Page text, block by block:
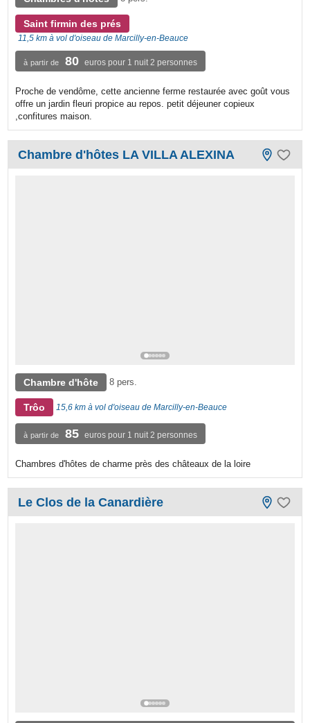
Saint firmin des prés
11,5 km à vol d'oiseau de Marcilly-en-Beauce
à partir de 80 euros pour 1 nuit 2 personnes
Proche de vendôme, cette ancienne ferme restaurée avec goût vous
offre un jardin fleuri propice au repos. petit déjeuner copieux
,confitures maison.
Chambre d'hôtes LA VILLA ALEXINA
Chambre d'hôte 8 pers.
Trôo 15,6 km à vol d'oiseau de Marcilly-en-Beauce
à partir de 85 euros pour 1 nuit 2 personnes
Chambres d'hôtes de charme près des châteaux de la loire
Le Clos de la Canardière